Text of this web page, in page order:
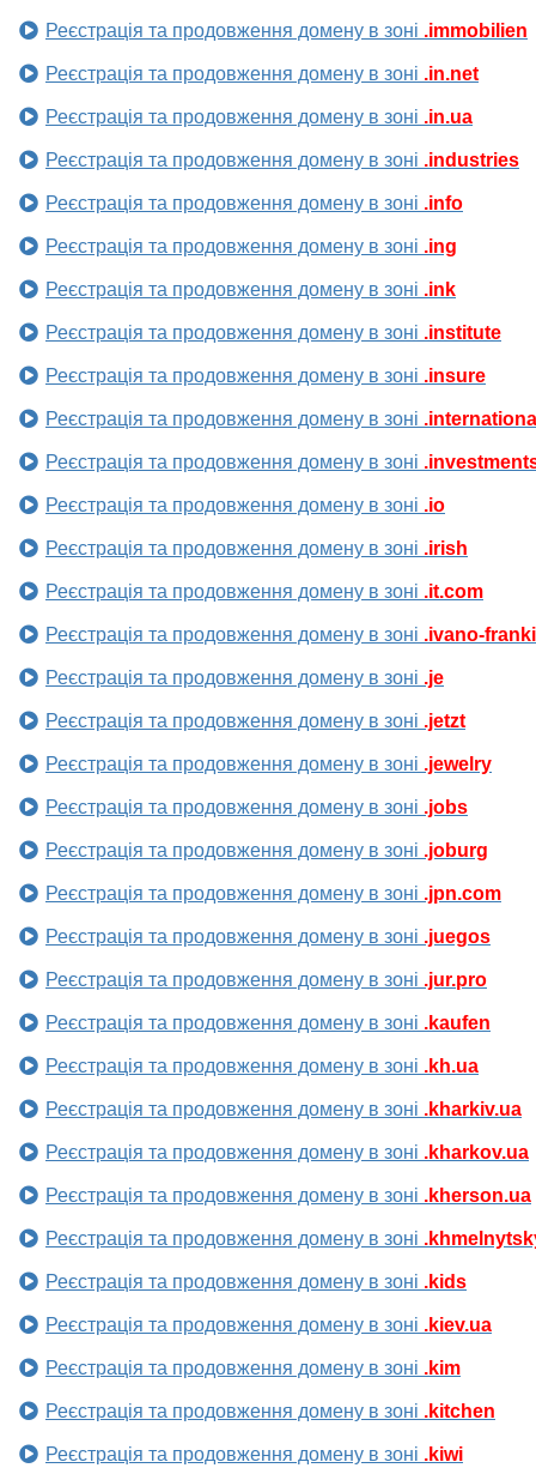
Реєстрація та продовження домену в зоні .immobilien
Реєстрація та продовження домену в зоні .in.net
Реєстрація та продовження домену в зоні .in.ua
Реєстрація та продовження домену в зоні .industries
Реєстрація та продовження домену в зоні .info
Реєстрація та продовження домену в зоні .ing
Реєстрація та продовження домену в зоні .ink
Реєстрація та продовження домену в зоні .institute
Реєстрація та продовження домену в зоні .insure
Реєстрація та продовження домену в зоні
Реєстрація та продовження домену в зоні
Реєстрація та продовження домену в зоні .io
Реєстрація та продовження домену в зоні .irish
Реєстрація та продовження домену в зоні .it.com
Реєстрація та продовження домену в зоні .ivano-
Реєстрація та продовження домену в зоні .je
Реєстрація та продовження домену в зоні .jetzt
Реєстрація та продовження домену в зоні .jewelry
Реєстрація та продовження домену в зоні .jobs
Реєстрація та продовження домену в зоні .joburg
Реєстрація та продовження домену в зоні .jpn.com
Реєстрація та продовження домену в зоні .juegos
Реєстрація та продовження домену в зоні .jur.pro
Реєстрація та продовження домену в зоні .kaufen
Реєстрація та продовження домену в зоні .kh.ua
Реєстрація та продовження домену в зоні .kharkiv.ua
Реєстрація та продовження домену в зоні .kharkov.ua
Реєстрація та продовження домену в зоні .kherson.ua
Реєстрація та продовження домену в зоні
Реєстрація та продовження домену в зоні .kids
Реєстрація та продовження домену в зоні .kiev.ua
Реєстрація та продовження домену в зоні .kim
Реєстрація та продовження домену в зоні .kitchen
Реєстрація та продовження домену в зоні .kiwi